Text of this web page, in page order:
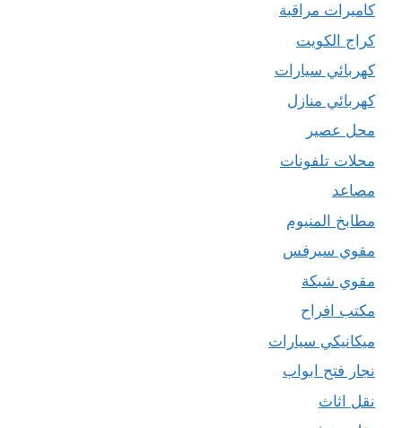
كاميرات مراقبة
كراج الكويت
كهربائي سيارات
كهربائي منازل
محل عصير
محلات تلفونات
مصاعد
مطابخ المنيوم
مقوي سيرفس
مقوي شبكة
مكتب افراح
ميكانيكي سيارات
نجار فتح ابواب
نقل اثاث